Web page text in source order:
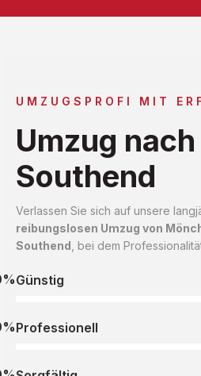
UMZUGSPROFI MIT
Umzug nach
Southend
Verlassen Sie sich auf unsere
reibungslosen Umzug von
Southend , bei dem
Günstig
Professionell